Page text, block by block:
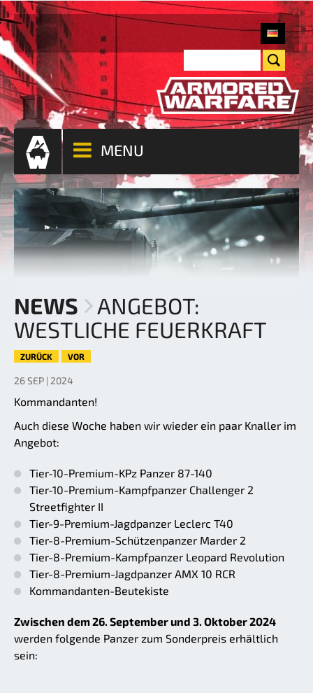
MENU
NEWS
ANGEBOT:
WESTLICHE FEUERKRAFT
ZURÜCK VOR
26 SEP | 2024
Kommandanten!
Auch diese Woche haben wir wieder ein paar Knaller im
Angebot:
Tier-10-Premium-KPz Panzer 87-140
Tier-10-Premium-Kampfpanzer Challenger 2
Streetfighter II
Tier-9-Premium-Jagdpanzer Leclerc T40
Tier-8-Premium-Schützenpanzer Marder 2
Tier-8-Premium-Kampfpanzer Leopard Revolution
Tier-8-Premium-Jagdpanzer AMX 10 RCR
Kommandanten-Beutekiste
Zwischen dem 26. September und 3. Oktober 2024
werden folgende Panzer zum Sonderpreis erhältlich
sein: